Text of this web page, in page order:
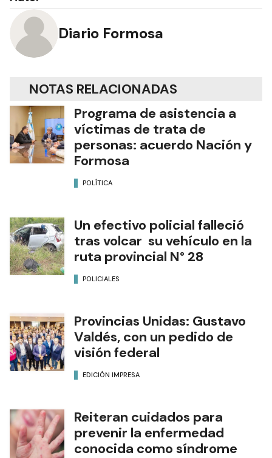
Diario Formosa
NOTAS RELACIONADAS
Programa de asistencia a
víctimas de trata de
personas: acuerdo Nación y
Formosa
POLÍTICA
Un efectivo policial falleció
tras volcar su vehículo en la
ruta provincial N° 28
POLICIALES
Provincias Unidas: Gustavo
Valdés, con un pedido de
visión federal
EDICIÓN IMPRESA
Reiteran cuidados para
prevenir la enfermedad
conocida como síndrome